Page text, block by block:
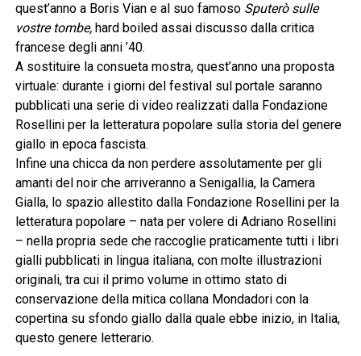
quest’anno a Boris Vian e al suo famoso Sputerò sulle
vostre tombe,hard boiled assai discusso dalla critica
francese degli anni ’40.
A sostituire la consueta mostra, quest’anno una proposta
virtuale: durante i giorni del festival sul portale saranno
pubblicati una serie di video realizzati dalla Fondazione
Rosellini per la letteratura popolare sulla storia del genere
giallo in epoca fascista.
Infine una chicca da non perdere assolutamente per gli
amanti del noir che arriveranno a Senigallia, la Camera
Gialla, lo spazio allestito dalla Fondazione Rosellini per la
letteratura popolare – nata per volere di Adriano Rosellini
– nella propria sede che raccoglie praticamente tutti i libri
gialli pubblicati in lingua italiana, con molte illustrazioni
originali, tra cui il primo volume in ottimo stato di
conservazione della mitica collana Mondadori con la
copertina su sfondo giallo dalla quale ebbe inizio, in Italia,
questo genere letterario.